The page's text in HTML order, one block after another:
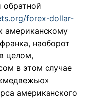
обратной
forex-dollar-
американскому
наоборот
целом,
в этом случае
американского